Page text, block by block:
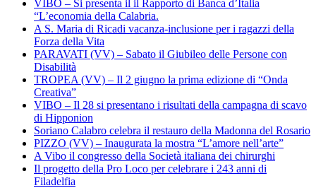
VIBO – Si presenta il il Rapporto di Banca d’Italia
“L’economia della Calabria.
A S. Maria di Ricadi vacanza-inclusione per i ragazzi della
Forza della Vita
PARAVATI (VV) – Sabato il Giubileo delle Persone con
Disabilità
TROPEA (VV) – Il 2 giugno la prima edizione di “Onda
Creativa”
VIBO – Il 28 si presentano i risultati della campagna di scavo
di Hipponion
Soriano Calabro celebra il restauro della Madonna del Rosario
PIZZO (VV) – Inaugurata la mostra “L’amore nell’arte”
A Vibo il congresso della Società italiana dei chirurghi
Il progetto della Pro Loco per celebrare i 243 anni di
Filadelfia